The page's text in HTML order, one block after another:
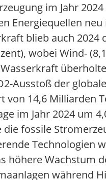
im Jahr
Energiequellen
blieb auch
wobei Wind-
Ausstoß der
14,6 Milliarden
im Jahr 2024 um
fossile
Technologien
Wachstum
während